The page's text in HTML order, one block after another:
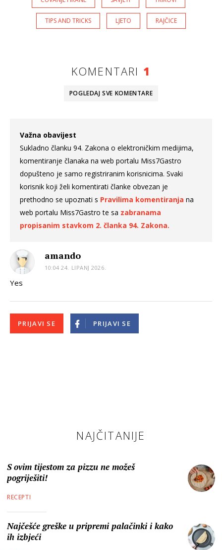
TIPS AND TRICKS LJETO RAJČICE
KOMENTARI 1
POGLEDAJ SVE KOMENTARE
Važna obavijest
Sukladno članku 94. Zakona o elektroničkim medijima,
komentiranje članaka na web portalu Miss7Gastro
dopušteno je samo registriranim korisnicima. Svaki
korisnik koji želi komentirati članke obvezan je
prethodno se upoznati s Pravilima komentiranja na
web portalu Miss7Gastro te sa zabranama
propisanim stavkom 2. članka 94. Zakona.
amando
10:04 24. LIPANJ 2026.
Yes
PRIJAVI SE PRIJAVI SE
NAJČITANIJE
S ovim tijestom za pizzu ne možeš
pogriješiti!
RECEPTI
Najčešće greške u pripremi palačinki i kako
ih izbjeći